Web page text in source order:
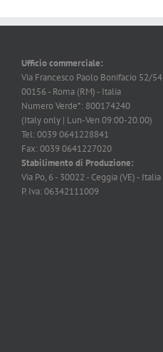
Ufficio commerciale:
Via Francesco Paolo Bonifacio 52/54
00156 - Roma (RM) - Italia
Numero Verde*: 800174240
(Italy only | Lun-Ven 09:00-20.00)
Tel: 0039 0641228841
Fax: 0039 0641227020
Stabilimento di Produzione:
Via Po, 6 - 30022 - Ceggia (VE) - Italia
P. Iva: 06342111009